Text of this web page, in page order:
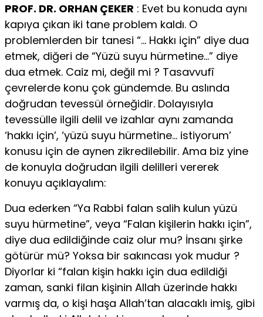
PROF. DR. ORHAN ÇEKER : Evet bu konuda aynı
kapıya çıkan iki tane problem kaldı. O
problemlerden bir tanesi “… Hakkı için” diye dua
etmek, diğeri de “Yüzü suyu hürmetine…” diye
dua etmek. Caiz mi, değil mi ? Tasavvufî
çevrelerde konu çok gündemde. Bu aslında
doğrudan tevessül örneğidir. Dolayısıyla
tevessülle ilgili delil ve izahlar aynı zamanda
‘hakkı için’, ‘yüzü suyu hürmetine… istiyorum’
konusu için de aynen zikredilebilir. Ama biz yine
de konuyla doğrudan ilgili delilleri vererek
konuyu açıklayalım:
Dua ederken “Ya Rabbi falan salih kulun yüzü
suyu hürmetine”, veya “Falan kişilerin hakkı için”,
diye dua edildiğinde caiz olur mu? İnsanı şirke
götürür mü? Yoksa bir sakıncası yok mudur ?
Diyorlar ki “falan kişin hakkı için dua edildiği
zaman, sanki filan kişinin Allah üzerinde hakkı
varmış da, o kişi haşa Allah’tan alacaklı imiş, gibi